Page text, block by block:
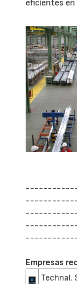
eficientes
Empresas
Technal.